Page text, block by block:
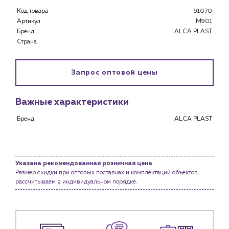
О компании
История компании
Водоснабжение и теплоснабжение
Новости
Контакты
Код товара
91070
Артикул
M901
Бренд
ALCA PLAST
Страна
Запрос оптовой цены
Важные характеристики
Бренд ALCA PLAST
Указана рекомендованная розничная цена
Размер скидки при оптовых поставках и комплектации объектов
рассчитываем в индивидуальном порядке.